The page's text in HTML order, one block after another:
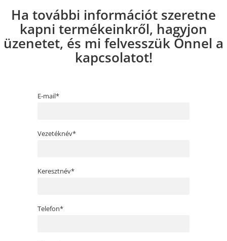
Ha további információt szeretne
kapni termékeinkről, hagyjon
üzenetet, és mi felvesszük Önnel a
kapcsolatot!
E-mail*
Vezetéknév*
Keresztnév*
Telefon*